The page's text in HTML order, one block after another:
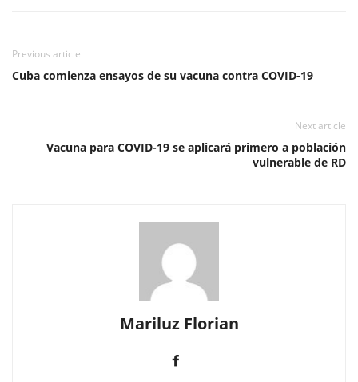
Previous article
Cuba comienza ensayos de su vacuna contra COVID-19
Next article
Vacuna para COVID-19 se aplicará primero a población
vulnerable de RD
Mariluz Florian